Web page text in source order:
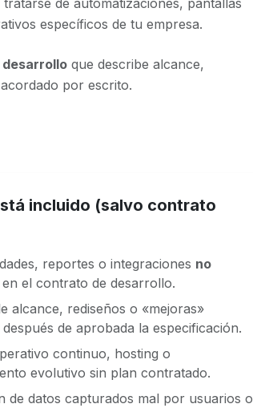
de automatizaciones, pantallas
específicos de tu empresa.
que describe alcance,
por escrito.
incluido (salvo contrato
reportes o integraciones no
en el contrato de desarrollo.
alcance, rediseños o «mejoras»
después de aprobada la especificación.
continuo, hosting o
evolutivo sin plan contratado.
de datos capturados mal por usuarios o